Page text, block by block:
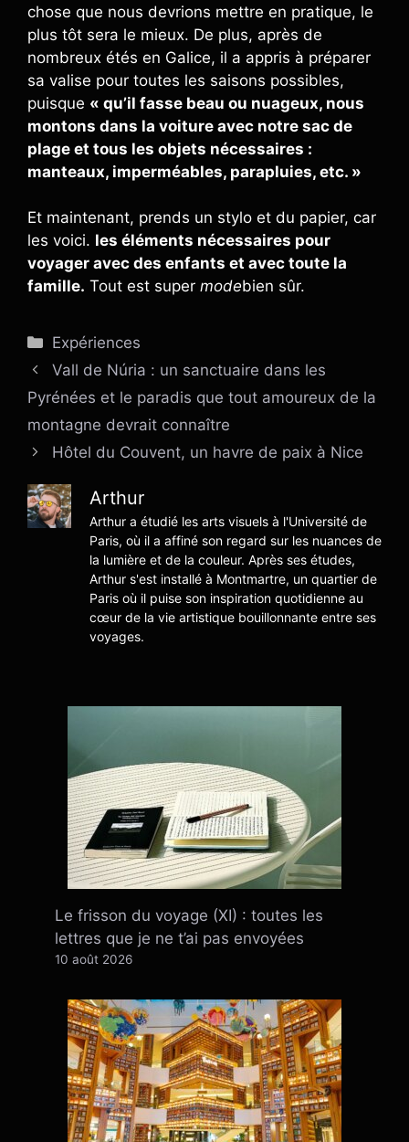
chose que nous devrions mettre en pratique, le
plus tôt sera le mieux. De plus, après de
nombreux étés en Galice, il a appris à préparer
sa valise pour toutes les saisons possibles,
puisque « qu’il fasse beau ou nuageux, nous
montons dans la voiture avec notre sac de
plage et tous les objets nécessaires :
manteaux, imperméables, parapluies, etc. »
Et maintenant, prends un stylo et du papier, car
les voici. les éléments nécessaires pour
voyager avec des enfants et avec toute la
famille. Tout est super modebien sûr.
Catégories
Expériences
Vall de Núria : un sanctuaire dans les
Pyrénées et le paradis que tout amoureux de la
montagne devrait connaître
Hôtel du Couvent, un havre de paix à Nice
Arthur
Arthur a étudié les arts visuels à l'Université de
Paris, où il a affiné son regard sur les nuances de
la lumière et de la couleur. Après ses études,
Arthur s'est installé à Montmartre, un quartier de
Paris où il puise son inspiration quotidienne au
cœur de la vie artistique bouillonnante entre ses
voyages.
Le frisson du voyage (XI) : toutes les
lettres que je ne t’ai pas envoyées
10 août 2026